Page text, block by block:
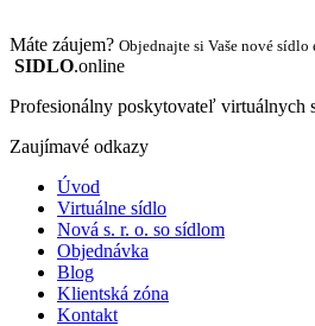
Máte záujem? Objednajte si Vaše nové sídlo
SIDLO.online
Profesionálny poskytovateľ virtuálnych
Zaujímavé odkazy
Úvod
Virtuálne sídlo
Nová s. r. o. so sídlom
Objednávka
Blog
Klientská zóna
Kontakt